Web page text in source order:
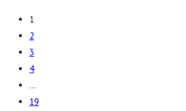
1
2
3
4
…
19